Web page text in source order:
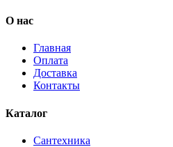
О нас
Главная
Оплата
Доставка
Контакты
Каталог
Сантехника